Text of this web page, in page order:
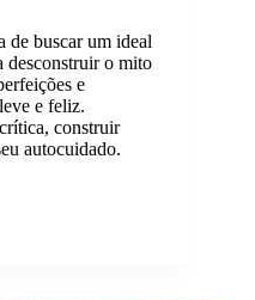
de buscar um ideal
desconstruir o mito
e
e feliz.
construir
autocuidado.